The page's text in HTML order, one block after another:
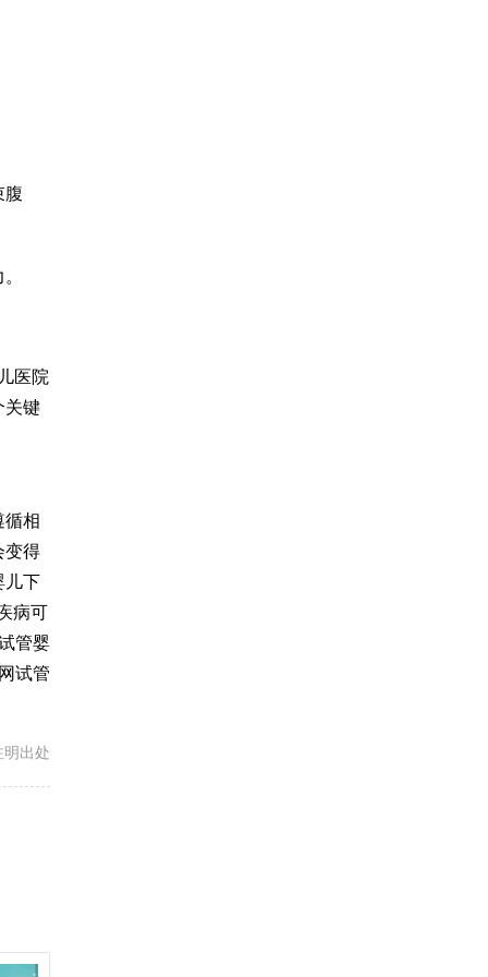
腹
医院
关键
循相
变得
儿下
病可
管婴
试管
出处